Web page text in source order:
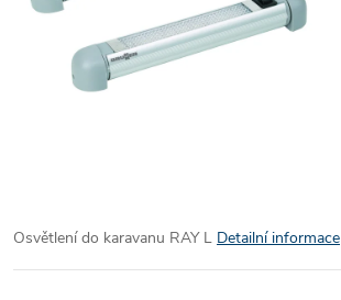
Osvětlení do karavanu RAY L Detailní informace